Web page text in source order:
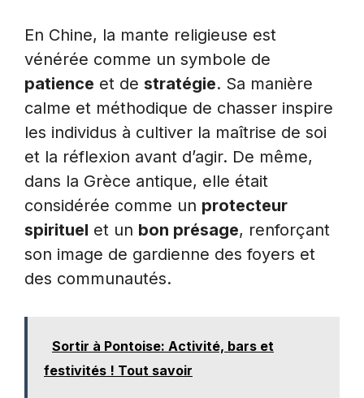
En Chine, la mante religieuse est
vénérée comme un symbole de
patience et de stratégie. Sa manière
calme et méthodique de chasser inspire
les individus à cultiver la maîtrise de soi
et la réflexion avant d’agir. De même,
dans la Grèce antique, elle était
considérée comme un protecteur
spirituel et un bon présage, renforçant
son image de gardienne des foyers et
des communautés.
Sortir à Pontoise: Activité, bars et
festivités ! Tout savoir